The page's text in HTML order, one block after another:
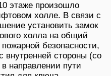
этаже произошло
холле. В связи с
установить замок
холла на общий
безопасности,
внутренней стороны (со
направлении пути